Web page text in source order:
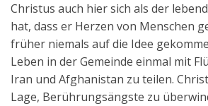
Christus auch hier sich als der
hat, dass er Herzen von Menschen
früher niemals auf die Idee
Leben in der Gemeinde einmal mit
Iran und Afghanistan zu teilen.
Lage, Berührungsängste zu